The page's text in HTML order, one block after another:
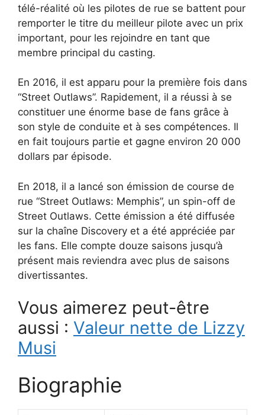
télé-réalité où les pilotes de rue se battent pour
remporter le titre du meilleur pilote avec un prix
important, pour les rejoindre en tant que
membre principal du casting.
En 2016, il est apparu pour la première fois dans
“Street Outlaws”. Rapidement, il a réussi à se
constituer une énorme base de fans grâce à
son style de conduite et à ses compétences. Il
en fait toujours partie et gagne environ 20 000
dollars par épisode.
En 2018, il a lancé son émission de course de
rue “Street Outlaws: Memphis”, un spin-off de
Street Outlaws. Cette émission a été diffusée
sur la chaîne Discovery et a été appréciée par
les fans. Elle compte douze saisons jusqu’à
présent mais reviendra avec plus de saisons
divertissantes.
Vous aimerez peut-être
aussi : Valeur nette de Lizzy
Musi
Biographie